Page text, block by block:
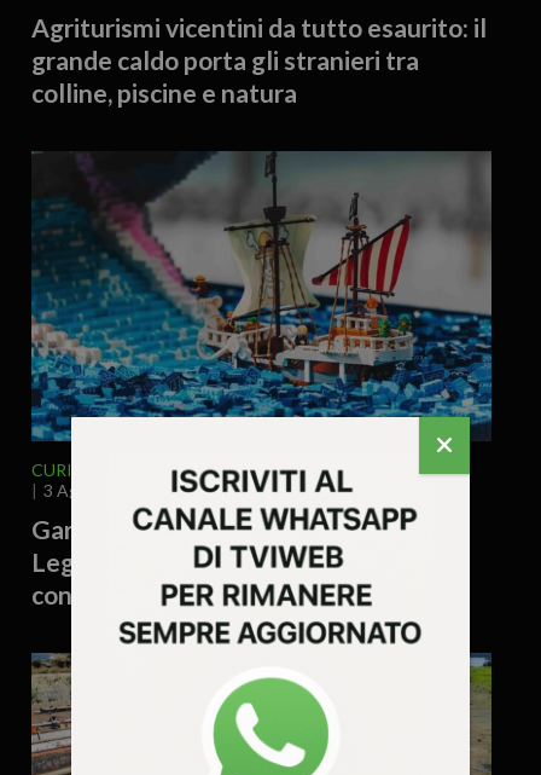
Agriturismi vicentini da tutto esaurito: il
grande caldo porta gli stranieri tra
colline, piscine e natura
CURIOSITÀ - LIFESTYLE
VENETO
3 Agosto 2026 - 11.20
Gardaland, arriva Laboon in versione
Lego: la balena di One Piece costruita
con oltre 25 mila mattoncini